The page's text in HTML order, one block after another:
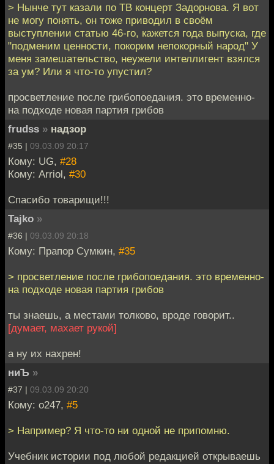
> Нынче тут казали по ТВ концерт Задорнова. Я вот
не могу понять, он тоже приводил в своём
выступлении статью 46-го, кажется года выпуска, где
"подменим ценности, покорим непокорный народ" У
меня замешательство, неужели интеллигент взялся
за ум? Или я что-то упустил?
просветление после грибопоедания. это временно-
на подходе новая партия грибов
frudss » надзор
#35 | 09.03.09 20:17
Кому: UG, #28
Кому: Arriol, #30
Спасибо товарищи!!!
Tajko »
#36 | 09.03.09 20:18
Кому: Прапор Сумкин, #35
> просветление после грибопоедания. это временно-
на подходе новая партия грибов
ты знаешь, а местами толково, вроде говорит..
[думает, махает рукой]
а ну их нахрен!
ниЪ »
#37 | 09.03.09 20:20
Кому: o247, #5
> Например? Я что-то ни одной не припомню.
Учебник истории под любой редакцией открываешь